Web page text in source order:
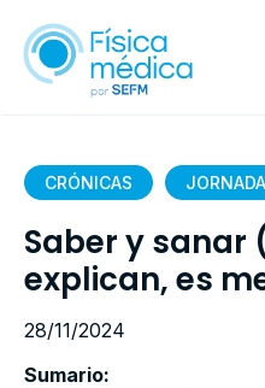
CRÓNICAS
Saber y sanar
explican, es
28/11/2024
Sumario: